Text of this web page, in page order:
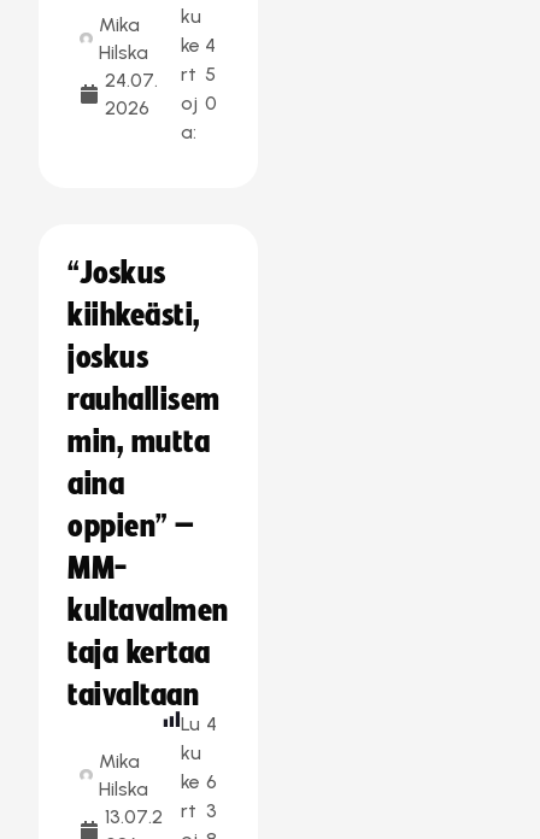
Mika
Hilska
24.07.
2026
ku
ke
rt
oj
a:
4
5
0
“Joskus
kiihkeästi,
joskus
rauhallisem
min, mutta
aina
oppien” –
MM-
kultavalmen
taja kertaa
taivaltaan
Mika
Hilska
13.07.2
Lu
ku
ke
rt
4
6
3